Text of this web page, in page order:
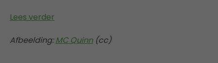
Lees verder
Afbeelding:MC Quinn(cc)